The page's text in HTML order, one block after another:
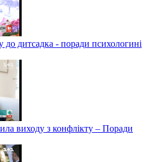
до дитсадка - поради психологині
виходу з конфлікту – Поради